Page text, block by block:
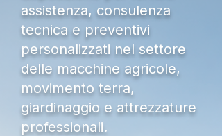
assistenza, consulenza
tecnica e preventivi
personalizzati nel settore
delle macchine agricole,
movimento terra,
giardinaggio e attrezzature
professionali.